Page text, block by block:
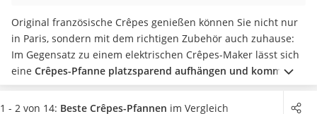
Saug-Wisch-Roboter
Handstaubsauger
Milchaufschäumer
Kondenstrockner
Reiskocher
Heißwasserspender
Original französische Crêpes genießen können Sie nicht nur
in Paris, sondern mit dem richtigen Zubehör auch zuhause:
Im Gegensatz zu einem elektrischen Crêpes-Maker lässt sich
eine Crêpes-Pfanne platzsparend aufhängen und kommt
dank ihrer einfachen Handhabung ungeübten Crêpes-
Bäckern entgegen. Wählen Sie aus unserer Vergleichs-
1 - 2 von 14: Beste Crêpes-Pfannen im Vergleich